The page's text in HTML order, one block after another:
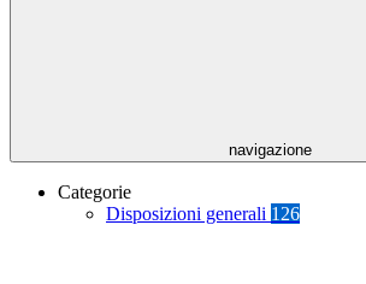
navigazione
Categorie
Disposizioni generali 126